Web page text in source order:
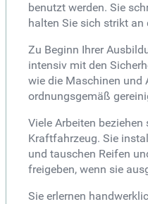
benutzt werden. Sie
halten Sie sich strikt
Zu Beginn Ihrer
intensiv mit den
wie die Maschinen und
ordnungsgemäß
Viele Arbeiten
Kraftfahrzeug. Sie
und tauschen Reifen
freigeben, wenn sie
Sie erlernen